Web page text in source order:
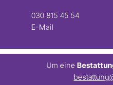
030 815 45 54
E-Mail
Um eine